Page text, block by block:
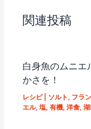
関連投稿
白身魚のムニエ
かさを！
レシピ| ソルト , フラ
エル,塩,有機,洋食,